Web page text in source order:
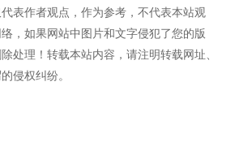
代表作者观点，作为参考，不代表本站观
，如果网站中图片和文字侵犯了您的版
处理！转载本站内容，请注明转载网址、
侵权纠纷。